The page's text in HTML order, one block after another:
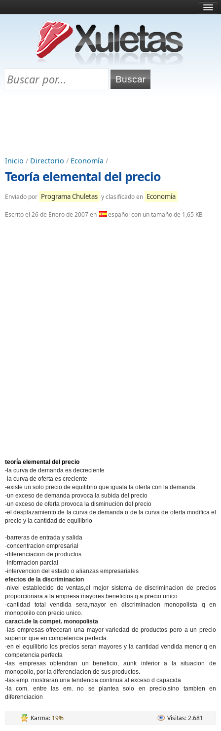
¿Qué es esto?
Directorio
Chuletas para exámenes
Inicio / Directorio / Economía /
Teoría elemental del precio
Enviado por Programa Chuletas y clasificado en Economía
Escrito el 26 de Enero de 2007en español con un tamaño de 1,65 KB
teoría elemental del precio
-la curva de demanda es decreciente
-la curva de oferta es creciente
-existe un solo precio de equilibrio que iguala la oferta con la demanda.
-un exceso de demanda provoca la subida del precio
-un exceso de oferta provoca la disminucion del precio
-el desplazamiento de la curva de demanda o de la curva de oferta modifica el
precio y la cantidad de equilibrio
-barreras de entrada y salida
-concentracion empresarial
-diferenciacion de productos
-informacion parcial
-intervencion del estado o alianzas empresariales
efectos de la discriminacion
-nivel establecido de ventas,el mejor sistema de discriminacion de precios
proporcionara a la empresa mayores beneficios q a precio unico
-cantidad total vendida sera,mayor en discriminacion monopolista q en
monopolilo con precio unico.
caract.de la compet. monopolista
-las empresas ofreceran una mayor variedad de productos pero a un precio
superior que en competencia perfecta.
-en el equilibrio los precios seran mayores y la cantidad vendida menor q en
competencia perfecta
-las empresas obtendran un beneficio, aunk inferior a la situacion de
monopolio, por la diferenciacion de sus productos.
-las emp. mostraran una tendencia continua al exceso d capacida
-la com. entre las em. no se plantea solo en precio,sino tambien en
diferenciacion
Karma: 19% Visitas: 2.681